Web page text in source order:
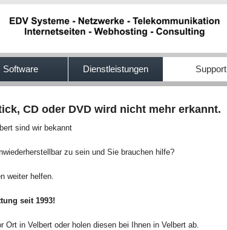
Software Dienstleistungen Support
CD oder DVD wird nicht mehr erkannt.
sind wir bekannt
zu sein und Sie brauchen hilfe?
weiter helfen.
seit 1993!
Ort in Velbert oder holen diesen bei Ihnen in Velbert ab.